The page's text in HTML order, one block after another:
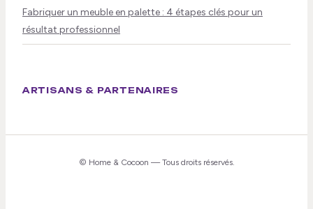
Fabriquer un meuble en palette : 4 étapes clés pour un
résultat professionnel
ARTISANS & PARTENAIRES
© Home & Cocoon — Tous droits réservés.